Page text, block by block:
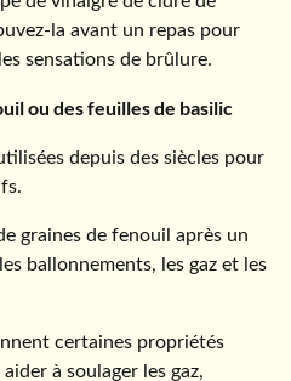
la avant un repas pour
sensations de brûlure.
ou des feuilles de basilic
depuis des siècles pour
graines de fenouil après un
ballonnements, les gaz et les
certaines propriétés
à soulager les gaz,